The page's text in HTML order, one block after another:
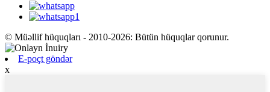
© Müəllif hüquqları - 2010-2026: Bütün hüquqlar qorunur.
E-poçt göndər
x